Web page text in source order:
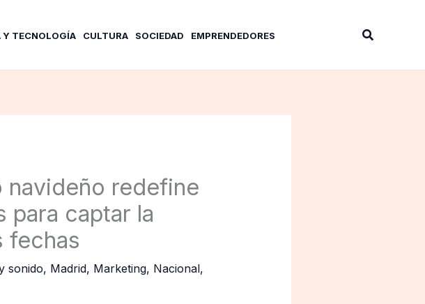
Y TECNOLOGÍA CULTURA SOCIEDAD EMPRENDEDORES Buscar
navideño redefine
para captar la
fechas
sonido, Madrid, Marketing, Nacional,